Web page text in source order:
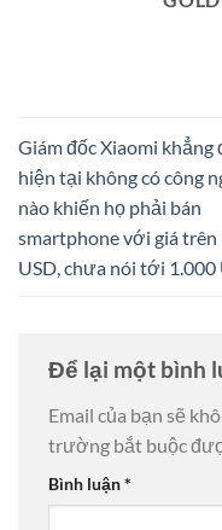
Giám đốc Xiaomi khẳng
hiện tại không có công
nào khiến họ phải bán
smartphone với giá trên
USD, chưa nói tới 1.000
Để lại một bình
Email của bạn sẽ
trường bắt buộc
Bình luận*